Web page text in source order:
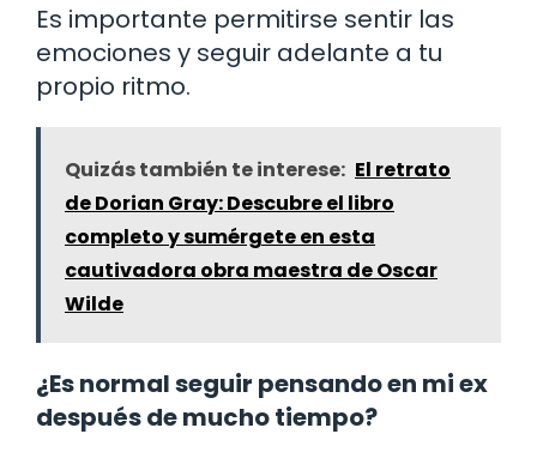
Es importante permitirse sentir las
emociones y seguir adelante a tu
propio ritmo.
Quizás también te interese: El retrato
de Dorian Gray: Descubre el libro
completo y sumérgete en esta
cautivadora obra maestra de Oscar
Wilde
¿Es normal seguir pensando en mi ex
después de mucho tiempo?